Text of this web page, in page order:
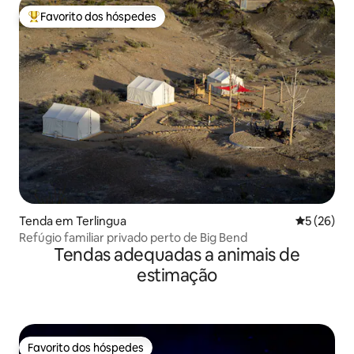
Favoritos dos hóspedes mais apreciados
Favorito dos hóspedes
Tenda em Terlingua
5 (26)
Refúgio familiar privado perto de Big Bend
Tendas adequadas a animais de
estimação
Favorito dos hóspedes